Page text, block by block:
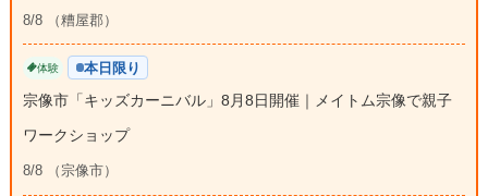
8/8 （糟屋郡）
体験 本日限り
宗像市「キッズカーニバル」8月8日開催｜メイトム宗像で親子
ワークショップ
8/8 （宗像市）